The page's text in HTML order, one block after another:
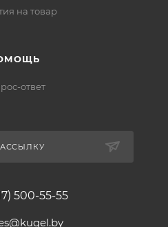
на товар
ответ
500-55-55